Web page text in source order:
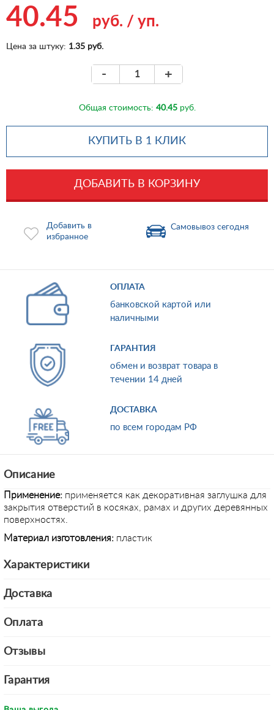
40.45 руб. / уп.
Цена за штуку: 1.35 руб.
- +
Общая стоимость: 40.45руб.
КУПИТЬ В 1 КЛИК
ДОБАВИТЬ В КОРЗИНУ
Добавить в
избранное
Самовывоз сегодня
ОПЛАТА
банковской картой или
наличными
ГАРАНТИЯ
обмен и возврат товара в
течении 14 дней
ДОСТАВКА
по всем городам РФ
Описание
Применение: применяется как декоративная заглушка для
закрытия отверстий в косяках, рамах и других деревянных
поверхностях.
Материал изготовления: пластик
Характеристики
Доставка
Оплата
Отзывы
Гарантия